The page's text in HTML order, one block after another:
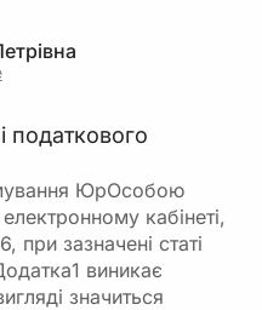
податкового
ЮрОсобою
кабінеті,
при зазначені статі
виникає
значиться